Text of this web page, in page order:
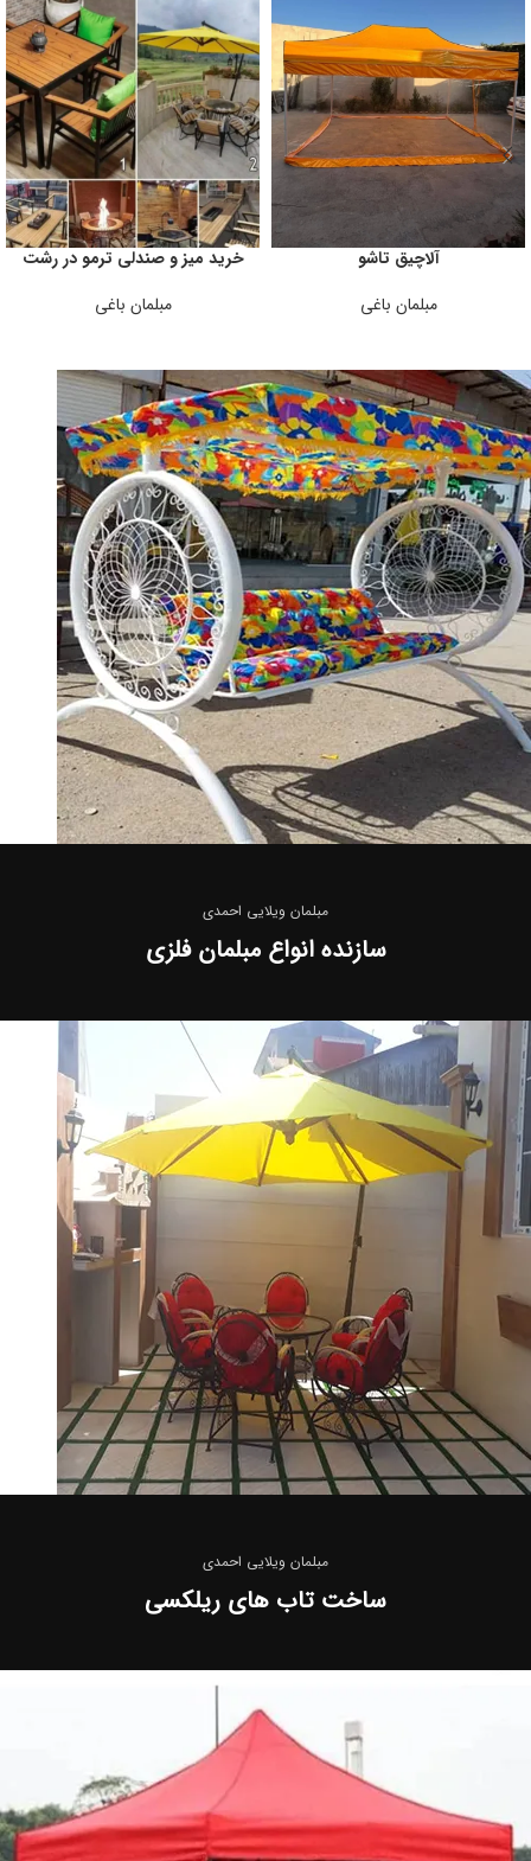
آلاچیق تاشو
مبلمان باغی
خرید میز و صندلی ترمو در رشت
مبلمان باغی
مبلمان ویلایی احمدی
سازنده انواع مبلمان فلزی
مبلمان ویلایی احمدی
ساخت تاب های ریلکسی